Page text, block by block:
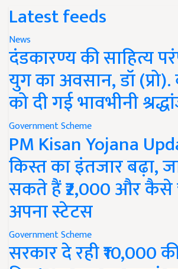
Latest feeds
News
दंडकारण्य की साहित्य
युग का अवसान, डॉ
को दी गई भावभीनी
Government Scheme
PM Kisan Yojana
किस्त का इंतजार बढ़ा,
सकते हैं ₹2,000 और
अपना स्टेटस
Government Scheme
सरकार दे रही ₹10,000